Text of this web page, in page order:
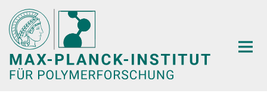
Hauptinhalt